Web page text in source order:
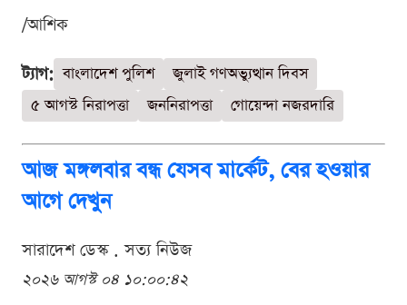
/আশিক
ট্যাগ: বাংলাদেশ পুলিশ
জুলাই গণঅভ্যুত্থান দিবস
৫ আগস্ট নিরাপত্তা
জননিরাপত্তা গোয়েন্দা নজরদারি
আজ মঙ্গলবার বন্ধ যেসব মার্কেট, বের হওয়ার
আগে দেখুন
সারাদেশ ডেস্ক . সত্য নিউজ
২০২৬ আগস্ট ০৪ ১০:০০:৪২